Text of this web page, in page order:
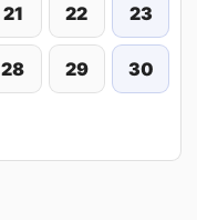
21 22 23
28 29 30